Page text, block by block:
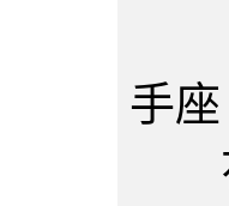
手座
花